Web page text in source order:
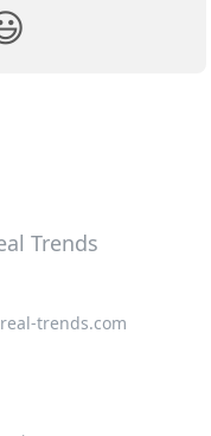
trends.com